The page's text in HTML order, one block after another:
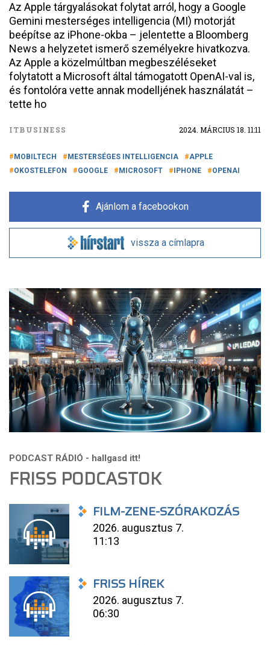
Az Apple tárgyalásokat folytat arról, hogy a Google
Gemini mesterséges intelligencia (MI) motorját
beépítse az iPhone-okba – jelentette a Bloomberg
News a helyzetet ismerő személyekre hivatkozva.
Az Apple a közelmúltban megbeszéléseket
folytatott a Microsoft által támogatott OpenAI-val is,
és fontolóra vette annak modelljének használatát –
tette ho
ITBUSINESS 2024. MÁRCIUS 18. 11:11
MOBILTECH MESTERSÉGES INTELLIGENCIA
APPLE
OKOSTELEFON
GOOGLE MICROSOFT IPHONE OPENAI
Ajánlom a facebookon
vissza a címlapra
FRISS PODCASTOK
FILM-ZENE-SZÓRAKOZÁS
2026. augusztus 7.
11:13
FRISS HÍREK
2026. augusztus 7.
06:30